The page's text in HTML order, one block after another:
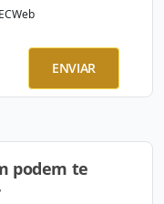
ENVIAR
podem te